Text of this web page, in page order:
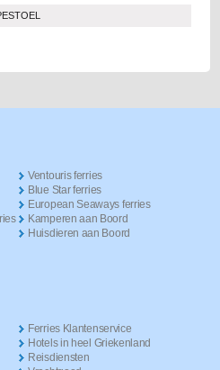
Ventouris ferries
Blue Star ferries
European Seaways ferries
Kamperen aan Boord
Huisdieren aan Boord
Ferries Klantenservice
Hotels in heel Griekenland
Reisdiensten